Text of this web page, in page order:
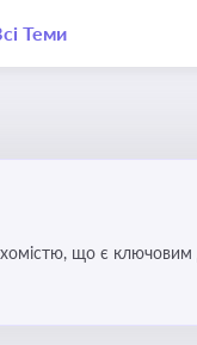
Теми
що є ключовим